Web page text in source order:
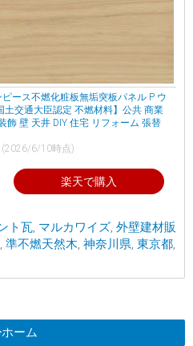
ース不燃化粧板無垢突板パネル P ウ
土交通大臣認定 不燃材料】公共 商業
飾 壁 天井 DIY 住宅 リフォーム 張替
(2026/6/10時点)
楽天で購入
ト瓦, マルカワイズ, 外壁建材販
, 準不燃天然木, 神奈川県, 東京都,
ホーム